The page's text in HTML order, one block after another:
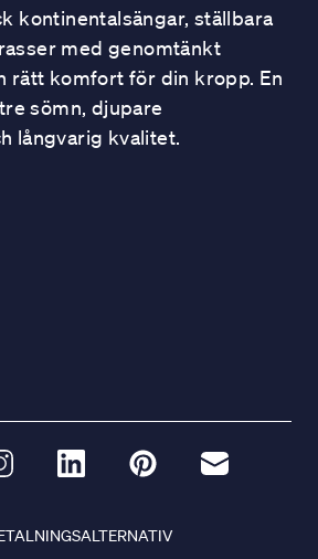
kontinentalsängar, ställbara
med genomtänkt
rätt komfort för din kropp. En
sömn, djupare
långvarig kvalitet.